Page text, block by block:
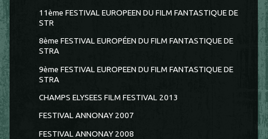
11ème FESTIVAL EUROPEEN DU FILM FANTASTIQUE DE
STR
8ème FESTIVAL EUROPÉEN DU FILM FANTASTIQUE DE
STRA
9ème FESTIVAL EUROPEEN DU FILM FANTASTIQUE DE
STRA
CHAMPS ELYSEES FILM FESTIVAL 2013
FESTIVAL ANNONAY 2007
FESTIVAL ANNONAY 2008